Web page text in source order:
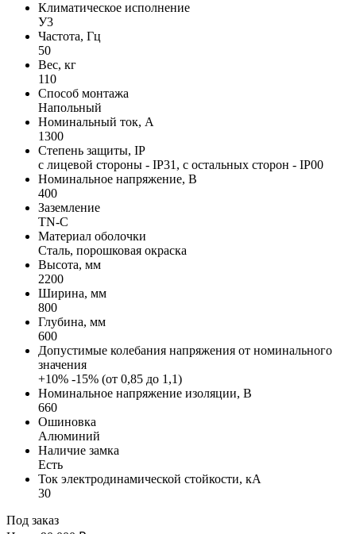
Климатическое исполнение
У3
Частота, Гц
50
Вес, кг
110
Способ монтажа
Напольный
Номинальный ток, А
1300
Степень защиты, IP
с лицевой стороны - IP31, с остальных сторон - IP00
Номинальное напряжение, В
400
Заземление
TN-C
Материал оболочки
Сталь, порошковая окраска
Высота, мм
2200
Ширина, мм
800
Глубина, мм
600
Допустимые колебания напряжения от номинального
значения
+10% -15% (от 0,85 до 1,1)
Номинальное напряжение изоляции, В
660
Ошиновка
Алюминий
Наличие замка
Есть
Ток электродинамической стойкости, кА
30
Под заказ